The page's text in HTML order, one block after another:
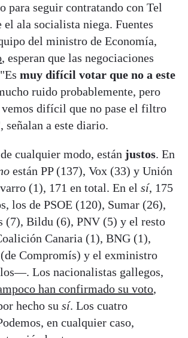
para seguir contratando con Tel
el ala socialista niega. Fuentes
del ministro de Economía,
, esperan que las negociaciones
muy difícil votar que no a este
ruido probablemente, pero
difícil que no pase el filtro
señalan a este diario.
cualquier modo, están justos. En
están PP (137), Vox (33) y Unión
(1), 171 en total. En el sí, 175
los de PSOE (120), Sumar (26),
(7), Bildu (6), PNV (5) y el resto
Canaria (1), BNG (1),
Compromís) y el exministro
Los nacionalistas gallegos,
han confirmado su voto,
hecho su sí. Los cuatro
en cualquier caso,